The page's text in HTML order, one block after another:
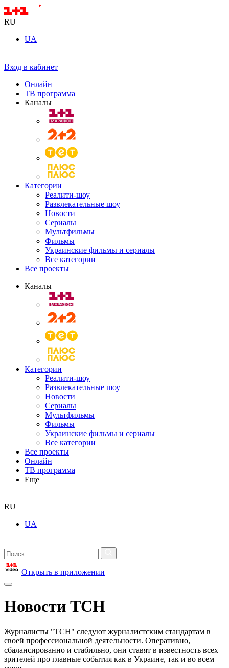
RU
UA
Вход в кабинет
Онлайн
ТВ программа
Каналы
Категории
Реалити-шоу
Развлекательные шоу
Новости
Сериалы
Мультфильмы
Фильмы
Украинские фильмы и сериалы
Все категории
Все проекты
Каналы
Категории
Реалити-шоу
Развлекательные шоу
Новости
Сериалы
Мультфильмы
Фильмы
Украинские фильмы и сериалы
Все категории
Все проекты
Онлайн
ТВ программа
Еще
RU
UA
Открыть в приложении
Новости ТСН
Журналисты "ТСН" следуют журналистским стандартам в
своей профессиональной деятельности. Оперативно,
сбалансированно и стабильно, они ставят в известность всех
зрителей про главные события как в Украине, так и во всем